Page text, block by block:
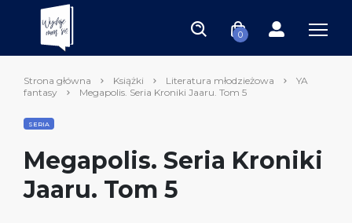
0
Strona główna Książki Literatura młodzieżowa
YA
fantasy
Megapolis. Seria Kroniki Jaaru. Tom 5
SERIA
Megapolis. Seria Kroniki
Jaaru. Tom 5